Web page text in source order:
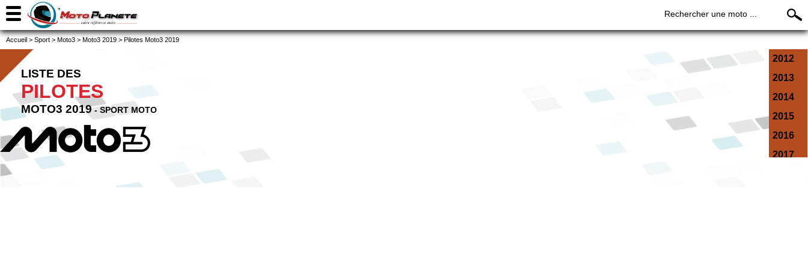
Rechercher une moto ...
Accueil > Sport > Moto3 > Moto3 2019 > Pilotes Moto3 2019
2012
2013
2014
2015
2016
2017
LISTE DES
PILOTES
MOTO3 2019- SPORT MOTO